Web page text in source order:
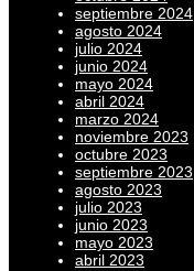
septiembre 2024
agosto 2024
julio 2024
junio 2024
mayo 2024
abril 2024
marzo 2024
noviembre 2023
octubre 2023
septiembre 2023
agosto 2023
julio 2023
junio 2023
mayo 2023
abril 2023